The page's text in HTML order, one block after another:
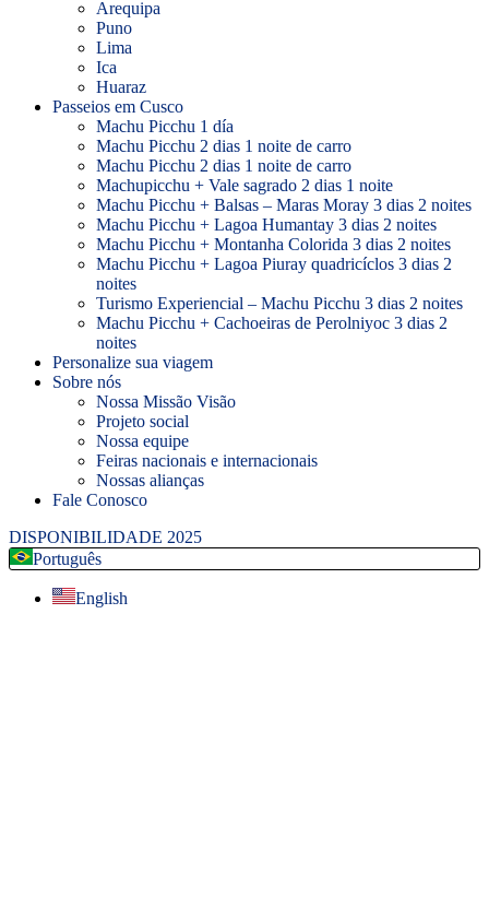
Arequipa
Puno
Lima
Ica
Huaraz
Passeios em Cusco
Machu Picchu 1 día
Machu Picchu 2 dias 1 noite de carro
Machu Picchu 2 dias 1 noite de carro
Machupicchu + Vale sagrado 2 dias 1 noite
Machu Picchu + Balsas – Maras Moray 3 dias 2 noites
Machu Picchu + Lagoa Humantay 3 dias 2 noites
Machu Picchu + Montanha Colorida 3 dias 2 noites
Machu Picchu + Lagoa Piuray quadricíclos 3 dias 2
noites
Turismo Experiencial – Machu Picchu 3 dias 2 noites
Machu Picchu + Cachoeiras de Perolniyoc 3 dias 2
noites
Personalize sua viagem
Sobre nós
Nossa Missão Visão
Projeto social
Nossa equipe
Feiras nacionais e internacionais
Nossas alianças
Fale Conosco
DISPONIBILIDADE 2025
Português
English